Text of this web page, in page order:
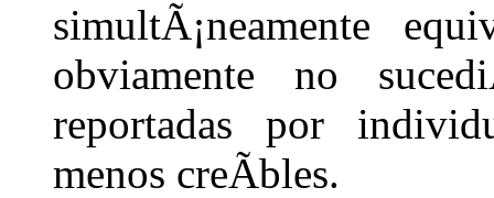
simultÃ¡neamente
obviamente no
reportadas por
menos creÃ­bles.